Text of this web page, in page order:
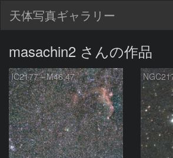
天体写真ギャラリー
masachin2 さんの作品
IC2177～M46,47